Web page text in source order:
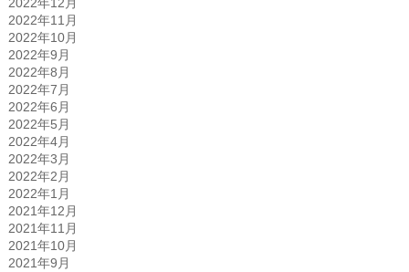
2022年12月
2022年11月
2022年10月
2022年9月
2022年8月
2022年7月
2022年6月
2022年5月
2022年4月
2022年3月
2022年2月
2022年1月
2021年12月
2021年11月
2021年10月
2021年9月